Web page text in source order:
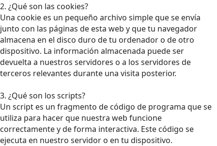
2. ¿Qué son las cookies?
Una cookie es un pequeño archivo simple que se envía
junto con las páginas de esta web y que tu navegador
almacena en el disco duro de tu ordenador o de otro
dispositivo. La información almacenada puede ser
devuelta a nuestros servidores o a los servidores de
terceros relevantes durante una visita posterior.
3. ¿Qué son los scripts?
Un script es un fragmento de código de programa que se
utiliza para hacer que nuestra web funcione
correctamente y de forma interactiva. Este código se
ejecuta en nuestro servidor o en tu dispositivo.